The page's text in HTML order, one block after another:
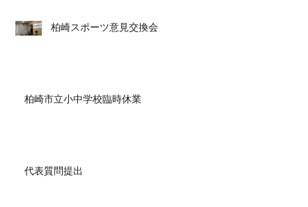
柏崎スポーツ意見交換会
柏崎市立小中学校臨時休業
代表質問提出